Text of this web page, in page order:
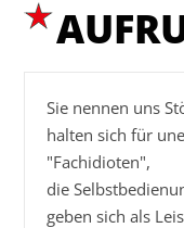
Sie nennen uns
halten sich für
"Fachidioten",
die
geben sich als